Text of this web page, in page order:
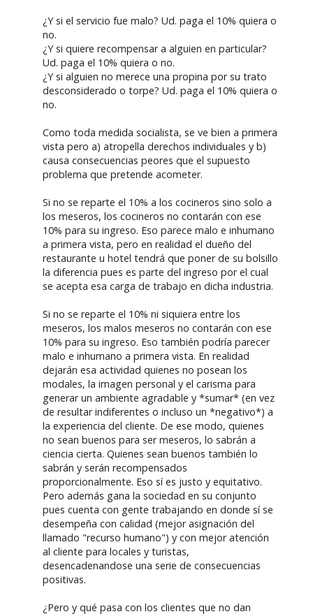
¿Y si el servicio fue malo? Ud. paga el 10% quiera o
no.
¿Y si quiere recompensar a alguien en particular?
Ud. paga el 10% quiera o no.
¿Y si alguien no merece una propina por su trato
desconsiderado o torpe? Ud. paga el 10% quiera o
no.
Como toda medida socialista, se ve bien a primera
vista pero a) atropella derechos individuales y b)
causa consecuencias peores que el supuesto
problema que pretende acometer.
Si no se reparte el 10% a los cocineros sino solo a
los meseros, los cocineros no contarán con ese
10% para su ingreso. Eso parece malo e inhumano
a primera vista, pero en realidad el dueño del
restaurante u hotel tendrá que poner de su bolsillo
la diferencia pues es parte del ingreso por el cual
se acepta esa carga de trabajo en dicha industria.
Si no se reparte el 10% ni siquiera entre los
meseros, los malos meseros no contarán con ese
10% para su ingreso. Eso también podría parecer
malo e inhumano a primera vista. En realidad
dejarán esa actividad quienes no posean los
modales, la imagen personal y el carisma para
generar un ambiente agradable y *sumar* (en vez
de resultar indiferentes o incluso un *negativo*) a
la experiencia del cliente. De ese modo, quienes
no sean buenos para ser meseros, lo sabrán a
ciencia cierta. Quienes sean buenos también lo
sabrán y serán recompensados
proporcionalmente. Eso sí es justo y equitativo.
Pero además gana la sociedad en su conjunto
pues cuenta con gente trabajando en donde sí se
desempeña con calidad (mejor asignación del
llamado "recurso humano") y con mejor atención
al cliente para locales y turistas,
desencadenandose una serie de consecuencias
positivas.
¿Pero y qué pasa con los clientes que no dan